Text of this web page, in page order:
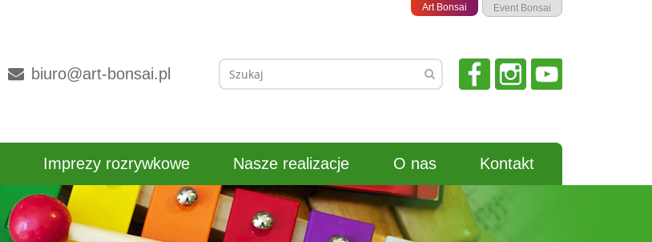
Art Bonsai Event Bonsai
biuro@art-bonsai.pl Szukaj:
Imprezy rozrywkowe Nasze realizacje O nas Kontakt